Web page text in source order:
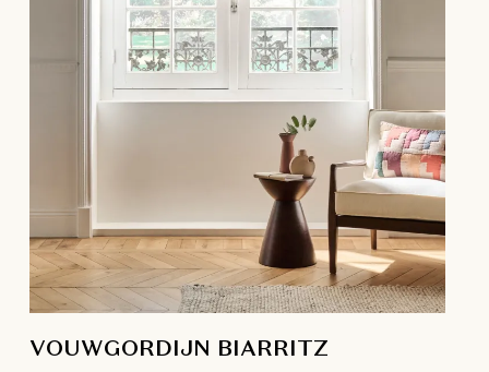
VOUWGORDIJN BIARRITZ